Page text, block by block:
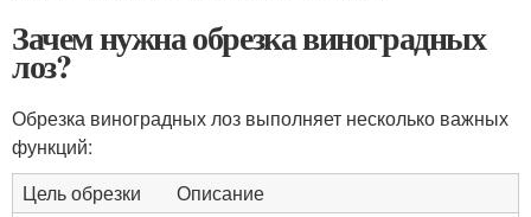
Зачем нужна обрезка виноградных
лоз?
Обрезка виноградных лоз выполняет несколько важных
функций:
Цель обрезки
Описание